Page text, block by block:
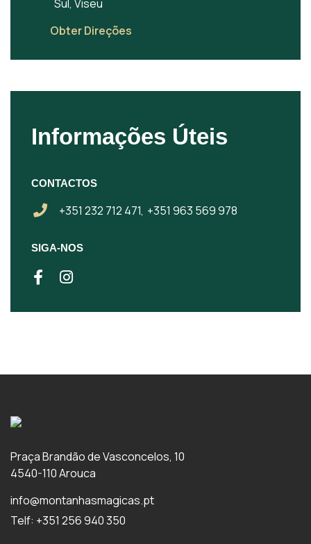
Sul, Viseu
Obter Direções
Informações Úteis
CONTACTOS
+351 232 712 471, +351 963 569 978
SIGA-NOS
Praça Brandão de Vasconcelos, 10
4540-110 Arouca
info@montanhasmagicas.pt
Telf: +351 256 940 350